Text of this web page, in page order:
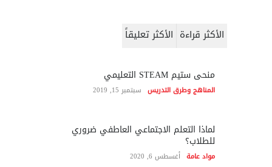
الأكثر قراءة الأكثر تعليقاً
منحى ستيم STEAM التعليمي
المناهج وطرق التدريس سبتمبر 15, 2019
لماذا التعلم الاجتماعي العاطفي ضروري
للطلاب؟
مواد عامة أغسطس 6, 2020